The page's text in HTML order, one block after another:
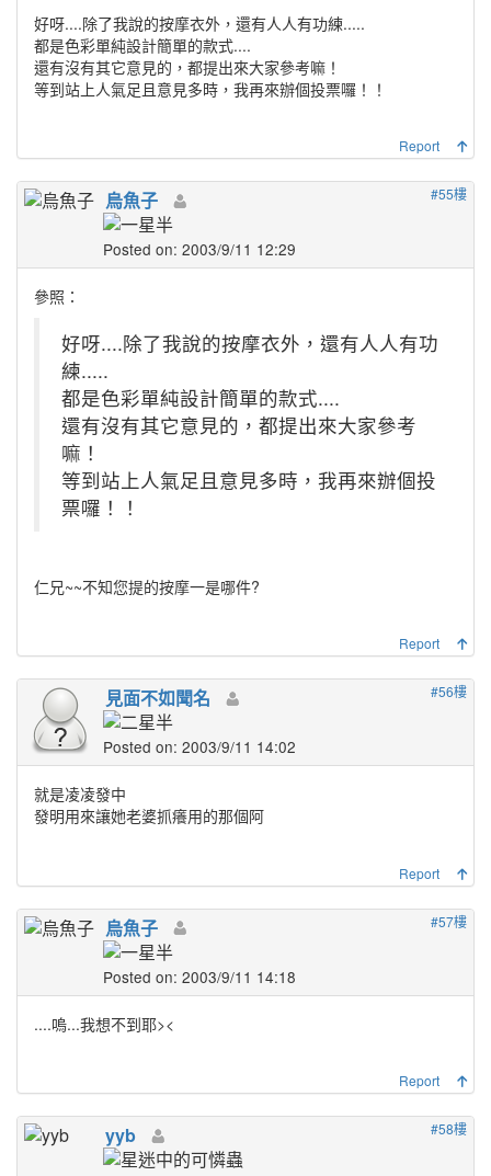
好呀....除了我說的按摩衣外，還有人人有功練.....
都是色彩單純設計簡單的款式....
還有沒有其它意見的，都提出來大家參考嘛！
等到站上人氣足且意見多時，我再來辦個投票囉！！
Report
#55樓
烏魚子
Posted on: 2003/9/11 12:29
參照：
好呀....除了我說的按摩衣外，還有人人有功
練.....
都是色彩單純設計簡單的款式....
還有沒有其它意見的，都提出來大家參考
嘛！
等到站上人氣足且意見多時，我再來辦個投
票囉！！
仁兄~~不知您提的按摩一是哪件?
Report
#56樓
見面不如聞名
Posted on: 2003/9/11 14:02
就是凌凌發中
發明用來讓她老婆抓癢用的那個阿
Report
#57樓
烏魚子
Posted on: 2003/9/11 14:18
....嗚...我想不到耶><
Report
#58樓
yyb